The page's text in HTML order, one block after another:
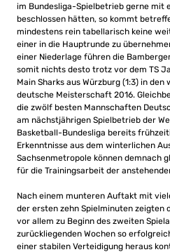
im Bundesliga-Spielbetrieb gerne mit
beschlossen hätten, so kommt
mindestens rein tabellarisch keine
einer in die Hauptrunde zu
einer Niederlage führen die
somit nichts desto trotz vor dem TS
Main Sharks aus Würzburg (1:3) in
deutsche Meisterschaft 2016.
die zwölf besten Mannschaften
am nächstjährigen Spielbetrieb der
Basketball-Bundesliga bereits
Erkenntnisse aus dem winterlichen
Sachsenmetropole können demnach
für die Trainingsarbeit der
Nach einem munteren Auftakt mit
der ersten zehn Spielminuten zeigten
vor allem zu Beginn des zweiten
zurückliegenden Wochen so
einer stabilen Verteidigung heraus